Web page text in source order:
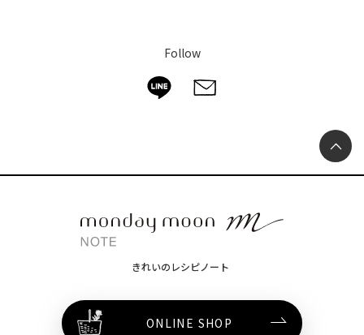
Follow
きれいのレシピノート
ONLINE SHOP